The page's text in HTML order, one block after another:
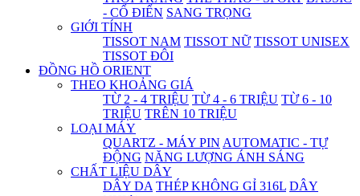
- CỔ ĐIỂN SANG TRỌNG
GIỚI TÍNH
TISSOT NAM TISSOT NỮ TISSOT UNISEX
TISSOT ĐÔI
ĐỒNG HỒ ORIENT
THEO KHOẢNG GIÁ
TỪ 2 - 4 TRIỆU TỪ 4 - 6 TRIỆU TỪ 6 - 10
TRIỆU TRÊN 10 TRIỆU
LOẠI MÁY
QUARTZ - MÁY PIN AUTOMATIC - TỰ
ĐỘNG NĂNG LƯỢNG ÁNH SÁNG
CHẤT LIỆU DÂY
DÂY DA THÉP KHÔNG GỈ 316L DÂY